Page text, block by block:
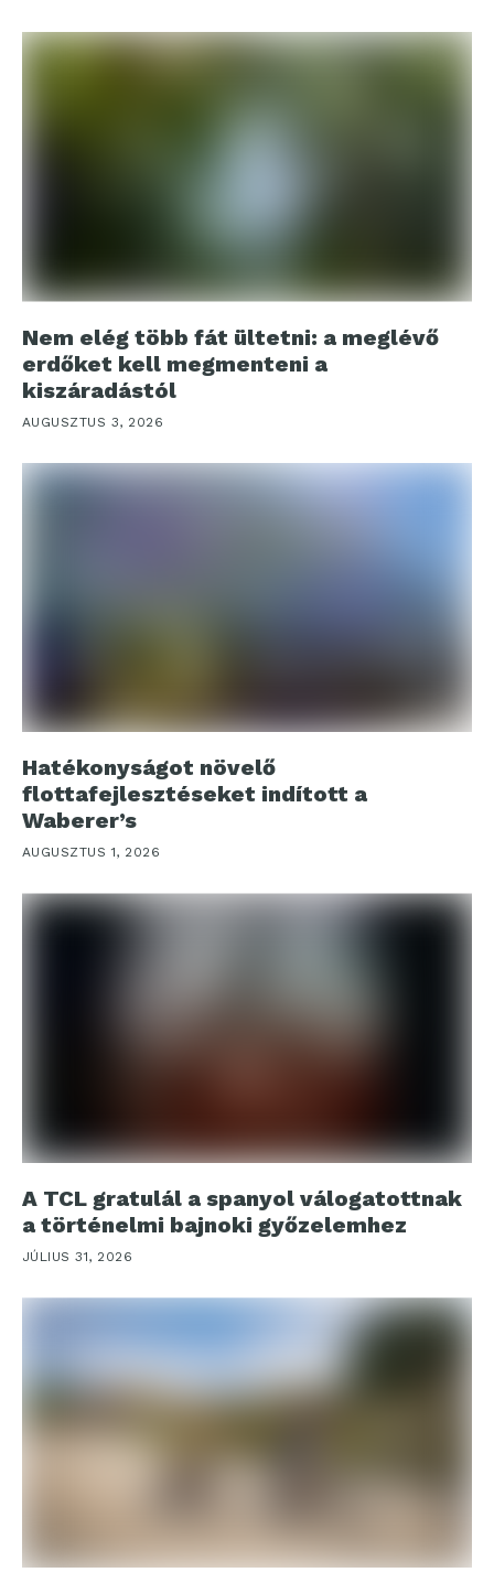
Nem elég több fát ültetni: a meglévő
erdőket kell megmenteni a
kiszáradástól
AUGUSZTUS 3, 2026
Hatékonyságot növelő
flottafejlesztéseket indított a
Waberer’s
AUGUSZTUS 1, 2026
A TCL gratulál a spanyol válogatottnak
a történelmi bajnoki győzelemhez
JÚLIUS 31, 2026